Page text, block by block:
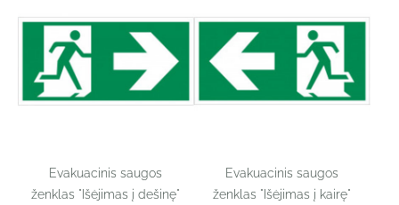
Evakuacinis saugos
ženklas "Išėjimas į dešinę"
Evakuacinis saugos
ženklas "Išėjimas į kairę"